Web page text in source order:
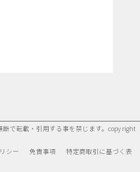
で転載・引用する事を禁じます。 copy right
シー 免責事項
特定商取引に基づく表